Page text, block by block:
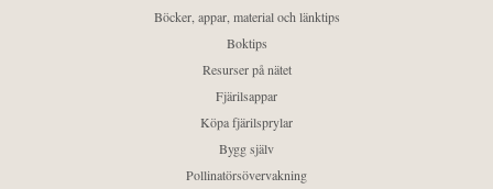
Böcker, appar, material och länktips
Boktips
Resurser på nätet
Fjärilsappar
Köpa fjärilsprylar
Bygg själv
Pollinatörsövervakning